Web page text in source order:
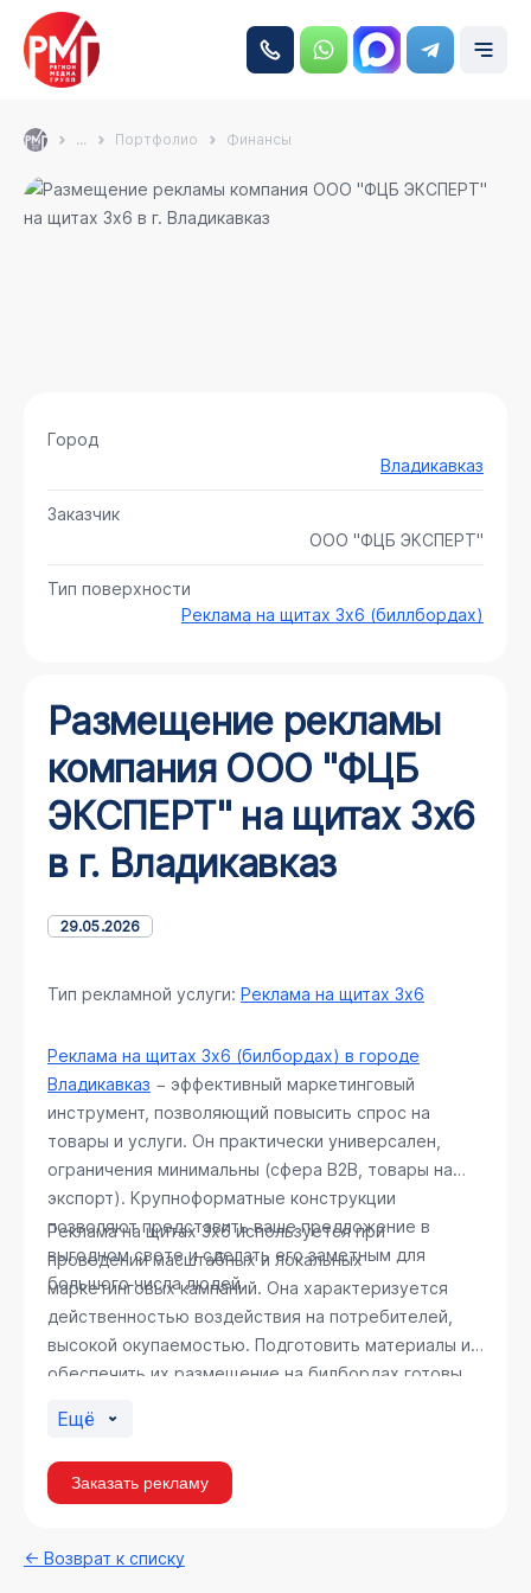
... Портфолио Финансы
Город
Владикавказ
Заказчик
ООО "ФЦБ ЭКСПЕРТ"
Тип поверхности
Реклама на щитах 3х6 (биллбордах)
Размещение рекламы
компания ООО "ФЦБ
ЭКСПЕРТ" на щитах 3х6
в г. Владикавказ
29.05.2026
Тип рекламной услуги: Реклама на щитах 3х6
Реклама на щитах 3х6 (билбордах) в городе
Владикавказ
инструмент, позволяющий повысить спрос на
товары и услуги. Он практически универсален,
ограничения минимальны (сфера В2В, товары на
экспорт). Крупноформатные конструкции
позволяют представить ваше предложение в
выгодном свете и сделать его заметным для
большого числа людей.
Реклама на щитах 3х6 используется при
проведении масштабных и локальных
маркетинговых кампаний. Она характеризуется
действенностью воздействия на потребителей,
высокой окупаемостью. Подготовить материалы и
обеспечить их размещение на билбордах готовы
Ещё
Заказать рекламу
← Возврат к списку